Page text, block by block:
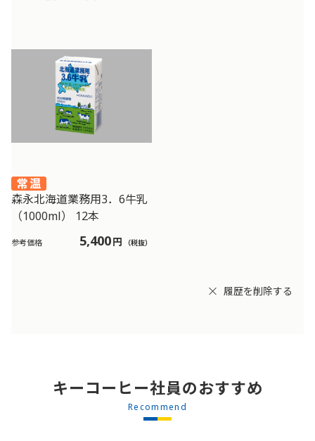
森永北海道業務用3．6牛乳
（1000ml） 12本
参考価格 5,400円 （税抜）
履歴を削除する
キーコーヒー社員のおすすめ
Recommend